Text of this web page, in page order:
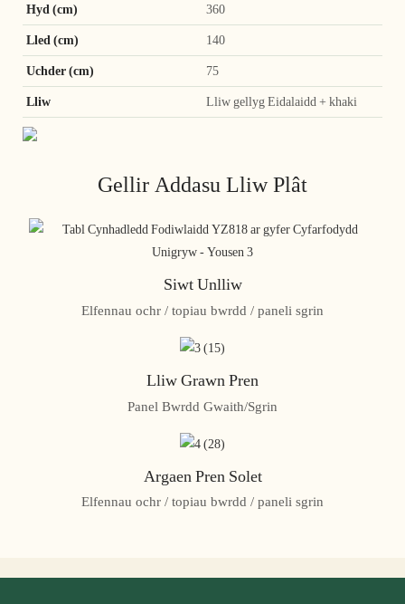
Hyd (cm) 360
Lled (cm) 140
Uchder (cm) 75
Lliw Lliw gellyg Eidalaidd + khaki
Gellir Addasu Lliw Plât
Siwt Unlliw
Elfennau ochr / topiau bwrdd / paneli sgrin
Lliw Grawn Pren
Panel Bwrdd Gwaith/Sgrin
Argaen Pren Solet
Elfennau ochr / topiau bwrdd / paneli sgrin